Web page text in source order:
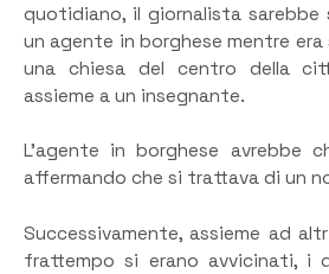
quotidiano, il giornalista
un agente in borghese mentre
una chiesa del centro della
assieme a un insegnante.
L’agente in borghese avrebbe
affermando che si trattava di un
Successivamente, assieme ad
frattempo si erano avvicinati, i